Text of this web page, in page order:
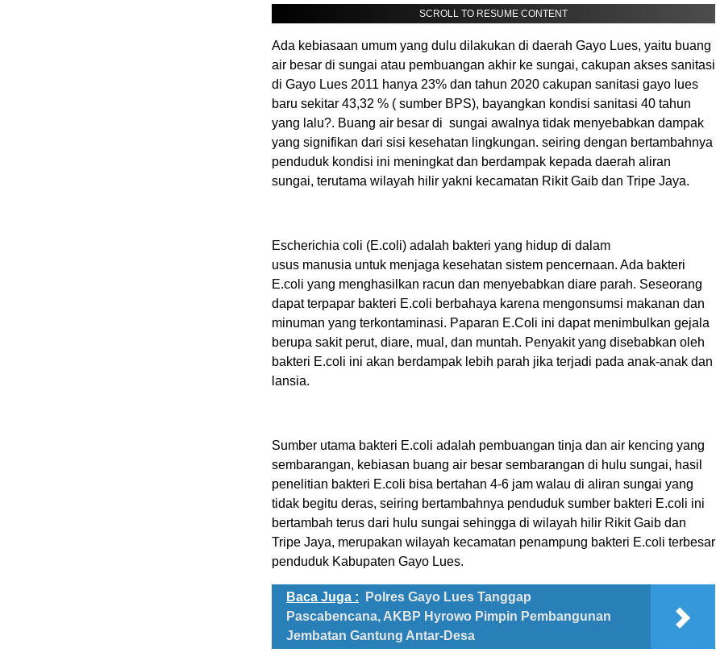
SCROLL TO RESUME CONTENT
Ada kebiasaan umum yang dulu dilakukan di daerah Gayo Lues, yaitu buang
air besar di sungai atau pembuangan akhir ke sungai, cakupan akses sanitasi
di Gayo Lues 2011 hanya 23% dan tahun 2020 cakupan sanitasi gayo lues
baru sekitar 43,32 % ( sumber BPS), bayangkan kondisi sanitasi 40 tahun
yang lalu?. Buang air besar di sungai awalnya tidak menyebabkan dampak
yang signifikan dari sisi kesehatan lingkungan. seiring dengan bertambahnya
penduduk kondisi ini meningkat dan berdampak kepada daerah aliran
sungai, terutama wilayah hilir yakni kecamatan Rikit Gaib dan Tripe Jaya.
Escherichia coli (E.coli) adalah bakteri yang hidup di dalam
usus manusia untuk menjaga kesehatan sistem pencernaan. Ada bakteri
E.coli yang menghasilkan racun dan menyebabkan diare parah. Seseorang
dapat terpapar bakteri E.coli berbahaya karena mengonsumsi makanan dan
minuman yang terkontaminasi. Paparan E.Coli ini dapat menimbulkan gejala
berupa sakit perut, diare, mual, dan muntah. Penyakit yang disebabkan oleh
bakteri E.coli ini akan berdampak lebih parah jika terjadi pada anak-anak dan
lansia.
Sumber utama bakteri E.coli adalah pembuangan tinja dan air kencing yang
sembarangan, kebiasan buang air besar sembarangan di hulu sungai, hasil
penelitian bakteri E.coli bisa bertahan 4-6 jam walau di aliran sungai yang
tidak begitu deras, seiring bertambahnya penduduk sumber bakteri E.coli ini
bertambah terus dari hulu sungai sehingga di wilayah hilir Rikit Gaib dan
Tripe Jaya, merupakan wilayah kecamatan penampung bakteri E.coli terbesar
penduduk Kabupaten Gayo Lues.
Baca Juga :
Polres Gayo Lues Tanggap
Pascabencana, AKBP Hyrowo Pimpin Pembangunan
Jembatan Gantung Antar-Desa